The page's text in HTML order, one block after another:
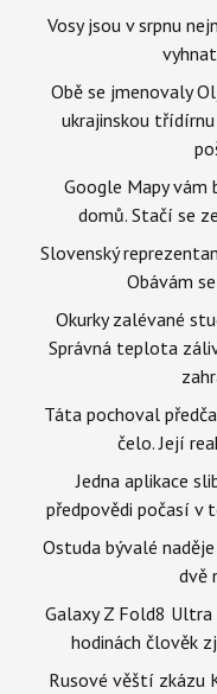
Vosy jsou v srpnu
Obě se jmenovaly
ukrajinskou
Google Mapy vám
domů. Stačí se
Slovenský
Obávám
Okurky zalévané
Správná teplota
Táta pochoval
čelo. Její
Jedna aplikace
předpovědi počasí v
Ostuda bývalé
dvě
Galaxy Z Fold8
hodinách člověk
Rusové věští zkázu